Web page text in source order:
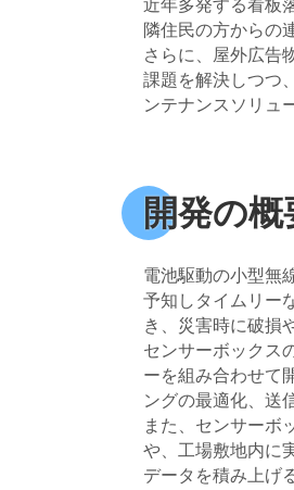
近年多発する看板
隣住民の方からの
さらに、屋外広告
課題を解決しつつ
ンテナンスソリュ
開発の概
電池駆動の小型無
予知しタイムリー
き、災害時に破損
センサーボックス
ーを組み合わせて
ングの最適化、送
また、センサーボ
や、工場敷地内に
データを積み上げ